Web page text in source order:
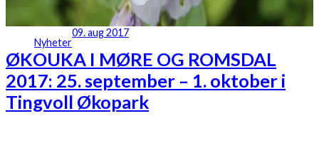
Nyheter
09. aug 2017
ØKOUKA I MØRE OG ROMSDAL
2017: 25. september – 1. oktober i
Tingvoll Økopark